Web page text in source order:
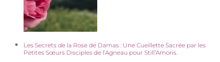
Les Secrets de la Rose de Damas : Une Cueillette Sacrée par les
Petites Sœurs Disciples de l’Agneau pour Still’Amoris.